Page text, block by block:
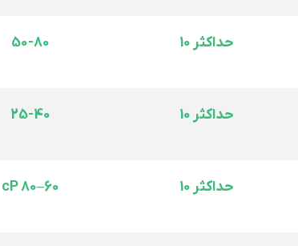
حداکثر 10 50-80
حداکثر 10 25-40
حداکثر 10 60–80 cP